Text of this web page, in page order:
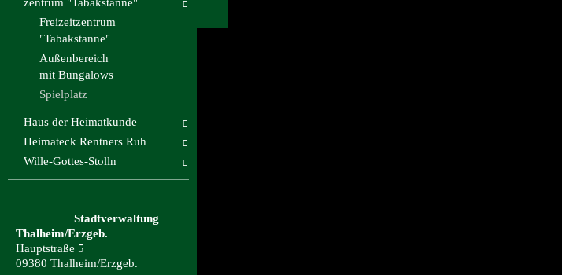
Freizeitzentrum
"Tabakstanne"
Außenbereich
mit Bungalows
Spielplatz
Haus der Heimatkunde
Heimateck Rentners Ruh
Wille-Gottes-Stolln
Stadtverwaltung
Thalheim/Erzgeb.
Hauptstraße 5
09380 Thalheim/Erzgeb.